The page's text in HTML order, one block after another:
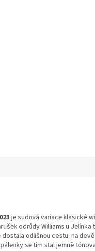
je sudová variace klasické
odrůdy Williams u Jelínka
odlišnou cestu: na
se tím stal jemně